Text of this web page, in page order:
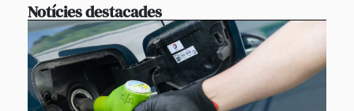
Notícies destacades